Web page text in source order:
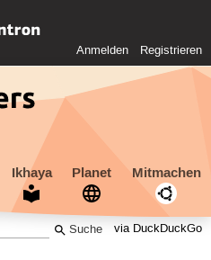
Anmelden Registrieren
Ikhaya Planet Mitmachen
via DuckDuckGo